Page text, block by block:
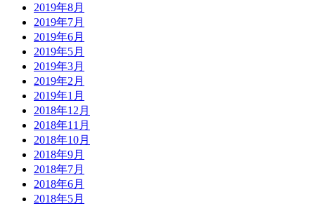
2019年8月
2019年7月
2019年6月
2019年5月
2019年3月
2019年2月
2019年1月
2018年12月
2018年11月
2018年10月
2018年9月
2018年7月
2018年6月
2018年5月